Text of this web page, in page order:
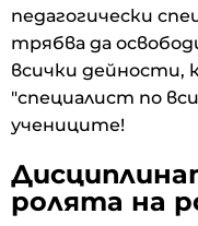
педагогически
трябва да
всички дейности,
"специалист по
учениците!
ролята на